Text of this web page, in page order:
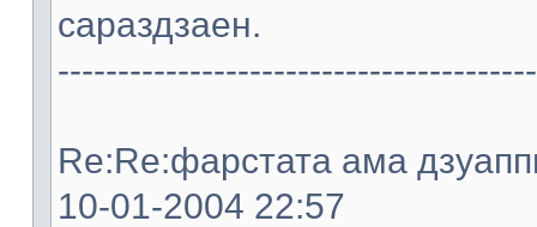
сараздзaeн.
Re:Re:фарстата ама
10-01-2004 22:57